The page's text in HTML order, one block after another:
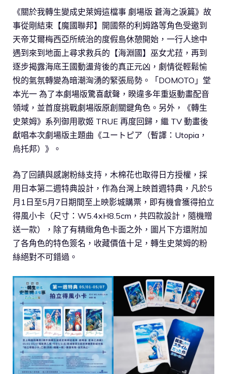
《關於我轉生變成史萊姆這檔事 劇場版 蒼海之淚篇》故
事從剛結束【魔國聯邦】開國祭的利姆路等角色受邀到
天帝艾爾梅西亞所統治的度假島休憩開始，一行人途中
遇到來到地面上尋求救兵的【海淵國】巫女尤菈，再到
逐步揭露海底王國動盪背後的真正元凶，劇情從輕鬆愉
悅的氣氛轉變為暗潮洶湧的緊張局勢。「DOMOTO」堂
本光一 為了本劇場版驚喜獻聲，睽違多年重返動畫配音
領域，並首度挑戰劇場版原創關鍵角色。另外，《轉生
史萊姆》系列御用歌姬 TRUE 再度回歸，繼 TV 動畫後
獻唱本次劇場版主題曲《ユートピア（暫譯：Utopia，
烏托邦）》。
為了回饋與感謝粉絲支持，木棉花也取得日方授權，採
用日本第二週特典設計，作為台灣上映首週特典，凡於5
月1日至5月7日期間至上映影城購票，即有機會獲得拍立
得風小卡（尺寸：W5.4xH8.5cm，共四款設計，隨機贈
送一款），除了有精緻角色卡面之外，圖片下方還附加
了各角色的特色簽名，收藏價值十足，轉生史萊姆的粉
絲絕對不可錯過。